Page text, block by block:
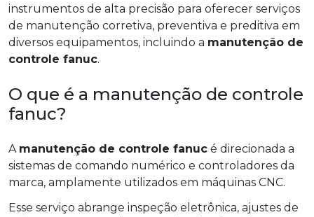
instrumentos de alta precisão para oferecer serviços
de manutenção corretiva, preventiva e preditiva em
diversos equipamentos, incluindo a manutenção de
controle fanuc.
O que é a manutenção de controle
fanuc?
A manutenção de controle fanuc é direcionada a
sistemas de comando numérico e controladores da
marca, amplamente utilizados em máquinas CNC.
Esse serviço abrange inspeção eletrônica, ajustes de